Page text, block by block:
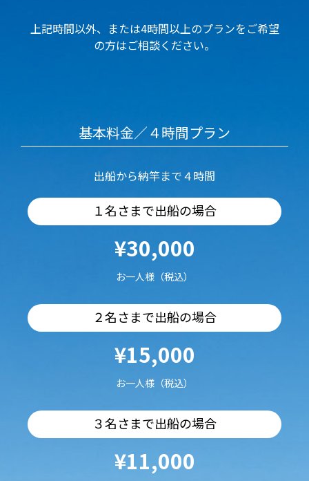
上記時間以外、または4時間以上のプランをご希望
の方はご相談ください。
基本料金／４時間プラン
出船から納竿まで４時間
１名さまで出船の場合
¥30,000
お一人様（税込）
２名さまで出船の場合
¥15,000
お一人様（税込）
３名さまで出船の場合
¥11,000